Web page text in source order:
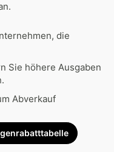
die
Sie höhere Ausgaben
Abverkauf